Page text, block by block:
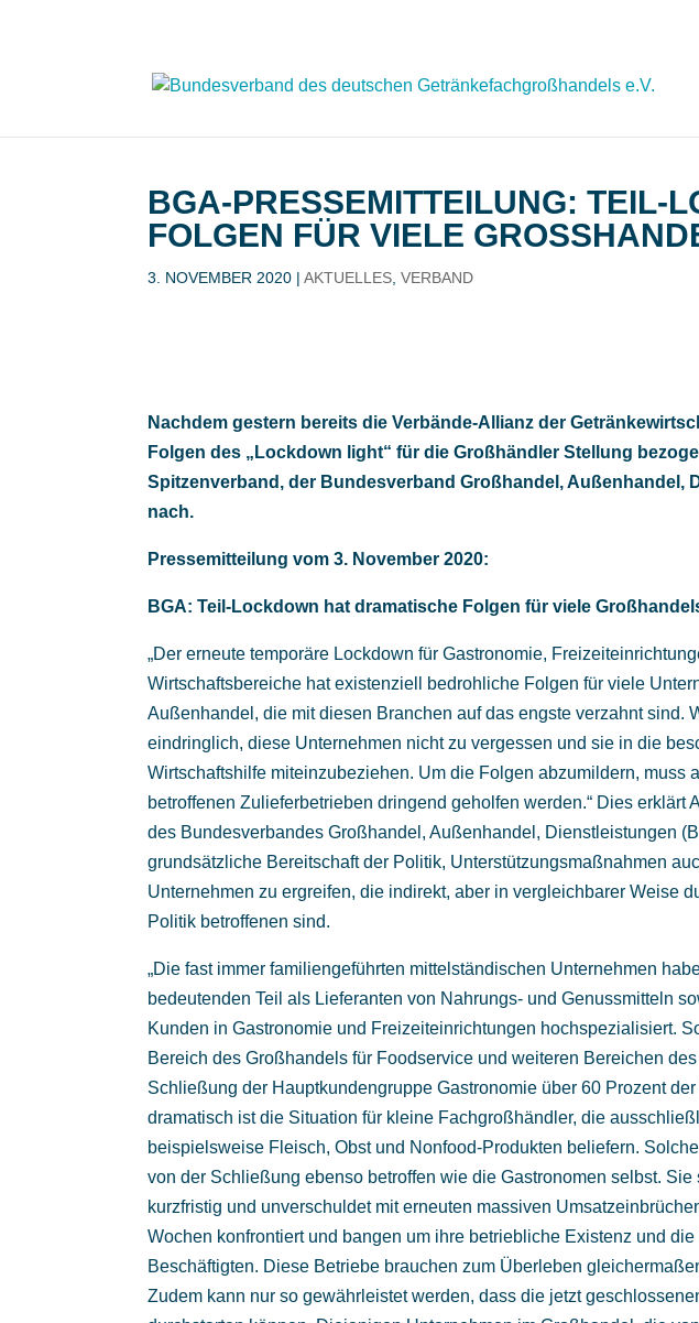
BGA-PRESSEMITTEILUNG: TEIL-
FOLGEN FÜR VIELE
3. NOVEMBER 2020 |AKTUELLES ,VERBAND
Nachdem gestern bereits die Verbände-Allianz der
Folgen des „Lockdown light“ für die Großhändler Stellung
Spitzenverband, der Bundesverband Großhandel, Außenhandel,
nach.
Pressemitteilung vom 3. November 2020:
BGA: Teil-Lockdown hat dramatische Folgen für viele
„Der erneute temporäre Lockdown für Gastronomie,
Wirtschaftsbereiche hat existenziell bedrohliche Folgen für viele
Außenhandel, die mit diesen Branchen auf das engste verzahnt sind.
eindringlich, diese Unternehmen nicht zu vergessen und sie in die
Wirtschaftshilfe miteinzubeziehen. Um die Folgen abzumildern, muss
betroffenen Zulieferbetrieben dringend geholfen werden.“ Dies erklärt
des Bundesverbandes Großhandel, Außenhandel, Dienstleistungen
grundsätzliche Bereitschaft der Politik, Unterstützungsmaßnahmen
Unternehmen zu ergreifen, die indirekt, aber in vergleichbarer Weise
Politik betroffenen sind.
„Die fast immer familiengeführten mittelständischen Unternehmen
bedeutenden Teil als Lieferanten von Nahrungs- und Genussmitteln
Kunden in Gastronomie und Freizeiteinrichtungen hochspezialisiert.
Bereich des Großhandels für Foodservice und weiteren Bereichen
Schließung der Hauptkundengruppe Gastronomie über 60 Prozent
dramatisch ist die Situation für kleine Fachgroßhändler, die
beispielsweise Fleisch, Obst und Nonfood-Produkten beliefern.
von der Schließung ebenso betroffen wie die Gastronomen selbst. Sie
kurzfristig und unverschuldet mit erneuten massiven
Wochen konfrontiert und bangen um ihre betriebliche Existenz und
Beschäftigten. Diese Betriebe brauchen zum Überleben
Zudem kann nur so gewährleistet werden, dass die jetzt